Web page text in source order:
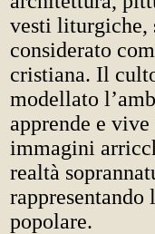
vesti liturgiche,
considerato
cristiana. Il
modellato
apprende e
immagini
realtà
rappresentando
popolare.